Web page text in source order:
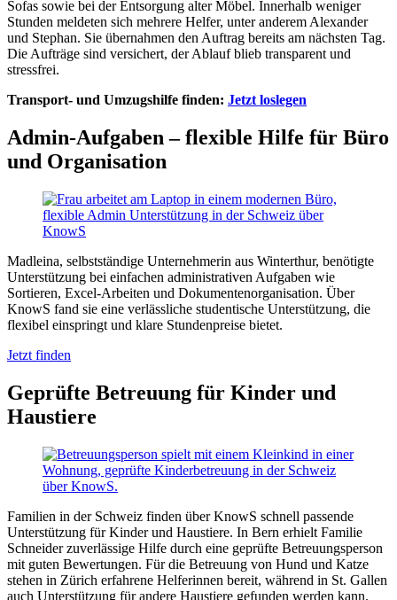
Sofas sowie bei der Entsorgung alter Möbel. Innerhalb weniger
Stunden meldeten sich mehrere Helfer, unter anderem Alexander
und Stephan. Sie übernahmen den Auftrag bereits am nächsten Tag.
Die Aufträge sind versichert, der Ablauf blieb transparent und
stressfrei.
Transport- und Umzugshilfe finden: Jetzt loslegen
Admin-Aufgaben – flexible Hilfe für Büro
und Organisation
Madleina, selbstständige Unternehmerin aus Winterthur, benötigte
Unterstützung bei einfachen administrativen Aufgaben wie
Sortieren, Excel-Arbeiten und Dokumentenorganisation. Über
KnowS fand sie eine verlässliche studentische Unterstützung, die
flexibel einspringt und klare Stundenpreise bietet.
Jetzt finden
Geprüfte Betreuung für Kinder und
Haustiere
Familien in der Schweiz finden über KnowS schnell passende
Unterstützung für Kinder und Haustiere. In Bern erhielt Familie
Schneider zuverlässige Hilfe durch eine geprüfte Betreuungsperson
mit guten Bewertungen. Für die Betreuung von Hund und Katze
stehen in Zürich erfahrene Helferinnen bereit, während in St. Gallen
auch Unterstützung für andere Haustiere gefunden werden kann.